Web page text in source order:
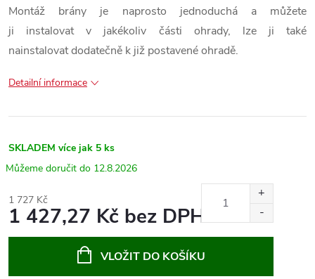
Montáž brány je naprosto jednoduchá a můžete
ji instalovat v jakékoliv části ohrady, lze ji také
nainstalovatdodatečně k již postavenéohradě.
Detailní informace
SKLADEM více jak 5 ks
12.8.2026
1 727 Kč
1 427,27 Kč bez DPH
VLOŽIT DO KOŠÍKU